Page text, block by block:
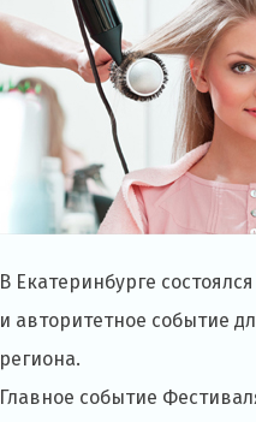
В Екатеринбурге
и авторитетное событие
региона.
Главное событие